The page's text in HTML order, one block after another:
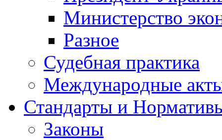
Министерство
Разное
Судебная практика
Международные
Стандарты и
Законы